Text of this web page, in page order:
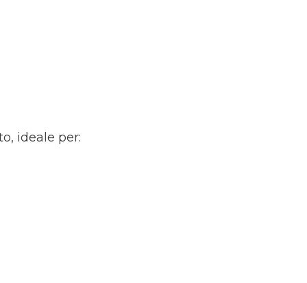
ideale per: